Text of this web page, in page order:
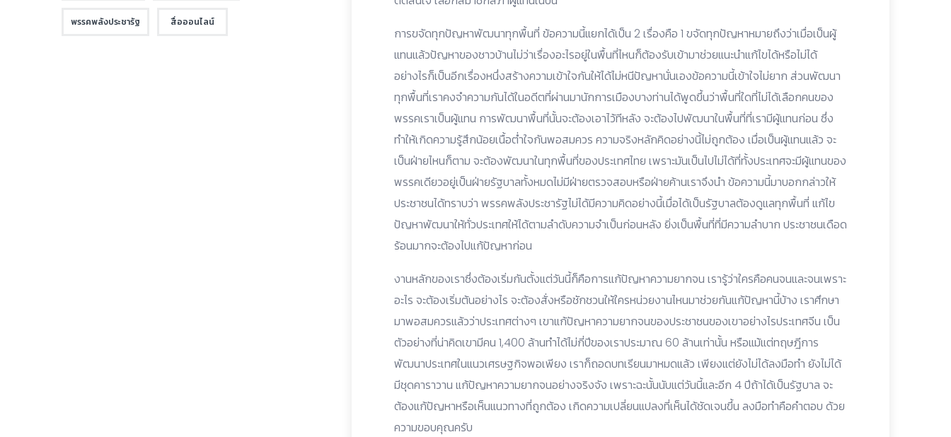
การขจัดทุกปัญหาพัฒนาทุกพื้นที่ ข้อความนี้แยกได้เป็น 2 เรื่องคือ 1 ขจัดทุกปัญหาหมายถึงว่าเมื่อเป็นผู้
แทนแล้วปัญหาของชาวบ้านไม่ว่าเรื่องอะไรอยู่ในพื้นที่ไหนก็ต้องรับเข้ามาช่วยแนะนำแก้ไขได้หรือไม่ได้
อย่างไรก็เป็นอีกเรื่องหนึ่งสร้างความเข้าใจกันให้ได้ไม่หนีปัญหานั่นเองข้อความนี้เข้าใจไม่ยาก ส่วนพัฒนา
ทุกพื้นที่เราคงจำความกันได้ในอดีตที่ผ่านมานักการเมืองบางท่านได้พูดขึ้นว่าพื้นที่ใดที่ไม่ได้เลือกคนของ
พรรคเราเป็นผู้แทน การพัฒนาพื้นที่นั้นจะต้องเอาไว้ทีหลัง จะต้องไปพัฒนาในพื้นที่ที่เรามีผู้แทนก่อน ซึ่ง
ทำให้เกิดความรู้สึกน้อยเนื้อต่ำใจกันพอสมควร ความจริงหลักคิดอย่างนี้ไม่ถูกต้อง เมื่อเป็นผู้แทนแล้ว จะ
เป็นฝ่ายไหนก็ตาม จะต้องพัฒนาในทุกพื้นที่ของประเทศไทย เพราะมันเป็นไปไม่ได้ที่ทั้งประเทศจะมีผู้แทนของ
พรรคเดียวอยู่เป็นฝ่ายรัฐบาลทั้งหมดไม่มีฝ่ายตรวจสอบหรือฝ่ายค้านเราจึงนำ ข้อความนี้มาบอกกล่าวให้
ประชาชนได้ทราบว่า พรรคพลังประชารัฐไม่ได้มีความคิดอย่างนี้เมื่อได้เป็นรัฐบาลต้องดูแลทุกพื้นที่ แก้ไข
ปัญหาพัฒนาให้ทั่วประเทศให้ได้ตามลำดับความจำเป็นก่อนหลัง ยิ่งเป็นพื้นที่ที่มีความลำบาก ประชาชนเดือด
ร้อนมากจะต้องไปแก้ปัญหาก่อน
งานหลักของเราซึ่งต้องเริ่มกันตั้งแต่วันนี้ก็คือการแก้ปัญหาความยากจน เรารู้ว่าใครคือคนจนและจนเพราะ
อะไร จะต้องเริ่มต้นอย่างไร จะต้องสั่งหรือชักชวนให้ใครหน่วยงานไหนมาช่วยกันแก้ปัญหานี้บ้าง เราศึกษา
มาพอสมควรแล้วว่าประเทศต่างๆ เขาแก้ปัญหาความยากจนของประชาชนของเขาอย่างไรประเทศจีน เป็น
ตัวอย่างที่น่าคิดเขามีคน 1,400 ล้านทำได้ไม่กี่ปีของเราประมาณ 60 ล้านเท่านั้น หรือแม้แต่ทฤษฎีการ
พัฒนาประเทศในแนวเศรษฐกิจพอเพียง เราก็ถอดบทเรียนมาหมดแล้ว เพียงแต่ยังไม่ได้ลงมือทำ ยังไม่ได้
มีชุดคาราวาน แก้ปัญหาความยากจนอย่างจริงจัง เพราะฉะนั้นนับแต่วันนี้และอีก 4 ปีถ้าได้เป็นรัฐบาล จะ
ต้องแก้ปัญหาหรือเห็นแนวทางที่ถูกต้อง เกิดความเปลี่ยนแปลงที่เห็นได้ชัดเจนขึ้น ลงมือทำคือคำตอบ ด้วย
ความขอบคุณครับ
พรรคพลังประชารัฐ สื่อออนไลน์